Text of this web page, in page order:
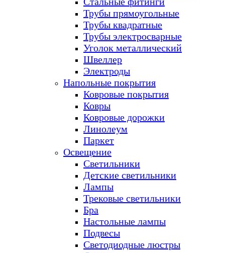
Трубы прямоугольные
Трубы квадратные
Трубы электросварные
Уголок металлический
Швеллер
Электроды
Напольные покрытия
Ковровые покрытия
Ковры
Ковровые дорожки
Линолеум
Паркет
Освещение
Светильники
Детские светильники
Лампы
Трековые светильники
Бра
Настольные лампы
Подвесы
Светодиодные люстры